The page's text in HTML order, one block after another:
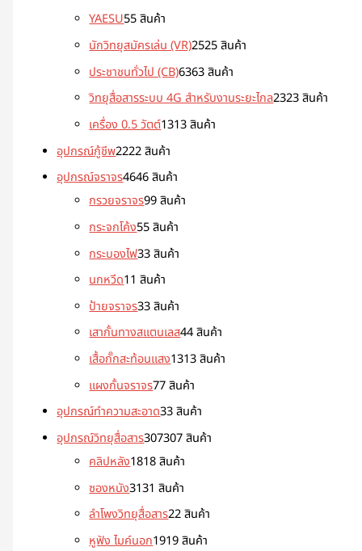
YAESU55 สินค้า
นักวิทยุสมัครเล่น (VR)2525 สินค้า
ประชาชนทั่วไป (CB)6363 สินค้า
วิทยุสื่อสารระบบ 4G สำหรับงานระยะไกล2323 สินค้า
เครื่อง 0.5 วัตต์1313 สินค้า
อุปกรณ์กู้ชีพ2222 สินค้า
อุปกรณ์จราจร4646 สินค้า
กรวยจราจร99 สินค้า
กระจกโค้ง55 สินค้า
กระบองไฟ33 สินค้า
นกหวีด11 สินค้า
ป้ายจราจร33 สินค้า
เสากั้นทางสแตนเลส44 สินค้า
เสื้อกั๊กสะท้อนแสง1313 สินค้า
แผงกั้นจราจร77 สินค้า
อุปกรณ์ทำความสะอาด33 สินค้า
อุปกรณ์วิทยุสื่อสาร307307 สินค้า
คลิปหลัง1818 สินค้า
ซองหนัง3131 สินค้า
ลำโพงวิทยุสื่อสาร22 สินค้า
หูฟัง ไมค์นอก1919 สินค้า